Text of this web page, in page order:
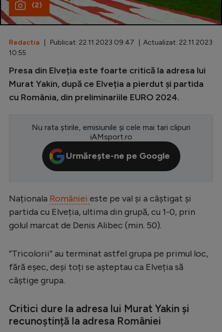
Inedit
Champions League
Europa League
CM 2026
Premier League
LaLiga
Bundesliga
Ligue 1
Starurile fotbalului
EURO 2024
Stranieri
Clasamente
(2)
Redactia | Publicat: 22.11.2023 09:47 | Actualizat: 22.11.2023
10:55
Presa din Elveția este foarte critică la adresa lui
Murat Yakin, după ce Elveția a pierdut și partida
cu România, din preliminariile EURO 2024.
Nu rata știrile, emisiunile și cele mai tari clipuri
iAMsport.ro
Urmărește-ne pe Google
Naționala României este pe val și a câștigat și
partida cu Elveția, ultima din grupă, cu 1-0, prin
golul marcat de Denis Alibec (min. 50).
”Tricolorii” au terminat astfel grupa pe primul loc,
fără eșec, deși toți se așteptau ca Elveția să
câștige grupa.
Critici dure la adresa lui Murat Yakin și
recunoștință la adresa României